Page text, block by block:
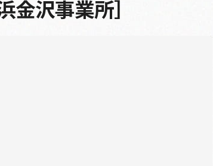
沢事業所］